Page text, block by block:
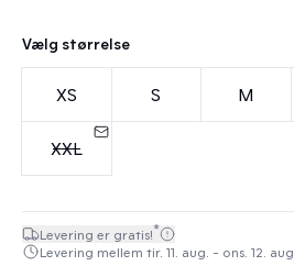
Vælg størrelse
XS S M
XXL
Levering er gratis!*
Levering mellem tir. 11. aug. - ons. 12. aug.